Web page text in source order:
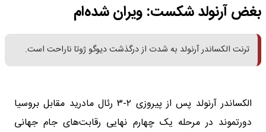
بغض آرنولد شکست: ویران شده‌ام
ترنت الکساندر آرنولد به شدت از درگذشت دیوگو ژوتا ناراحت است.
الکساندر آرنولد پس از پیروزی ۲-۳ رئال مادرید مقابل بروسیا
دورتموند در مرحله یک‌ چهارم نهایی رقابت‌های جام جهانی